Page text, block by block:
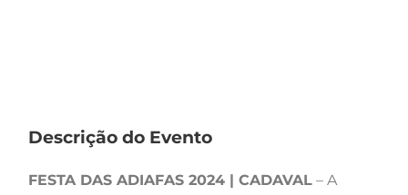
Descrição do Evento
FESTA DAS ADIAFAS 2024 | CADAVAL – A